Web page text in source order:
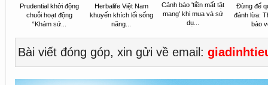
Prudential khởi động
chuỗi hoạt động
“Khám sứ...
Herbalife Việt Nam
khuyến khích lối sống
năng...
Cảnh báo 'tiền mất tật
mang' khi mua và sử
dụ...
Đừng để
đánh lừa:
bảo
Bài viết đóng góp, xin gửi về email: